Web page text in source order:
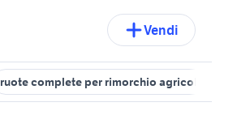
Vendi
ruote complete per rimorchio agricolo